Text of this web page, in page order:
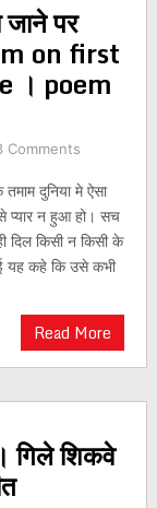
जाने पर
on first
। poem
Comments
दुनिया मे ऐसा
प्यार न हुआ हो। सच
दिल किसी न किसी के
यह कहे कि उसे कभी
Read More
गिले शिकवे